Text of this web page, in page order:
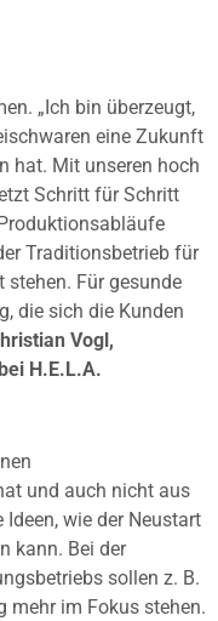
„Ich bin überzeugt,
eine Zukunft
hat. Mit unseren hoch
Schritt für Schritt
Traditionsbetrieb für
stehen. Für gesunde
die sich die Kunden
Vogl,
H.E.L.A.
und auch nicht aus
wie der Neustart
kann. Bei der
sollen z. B.
mehr im Fokus stehen.